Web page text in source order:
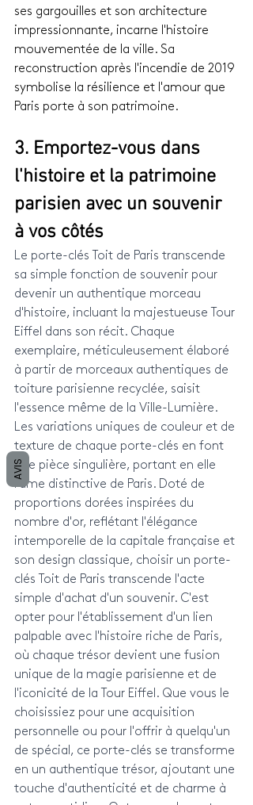
ses gargouilles et son architecture
impressionnante, incarne l'histoire
mouvementée de la ville. Sa
reconstruction après l'incendie de 2019
symbolise la résilience et l'amour que
Paris porte à son patrimoine.
3. Emportez-vous dans
l'histoire et la patrimoine
parisien avec un souvenir
à vos côtés
Le porte-clés Toit de Paris transcende
sa simple fonction de souvenir pour
devenir un authentique morceau
d'histoire, incluant la majestueuse Tour
Eiffel dans son récit. Chaque
exemplaire, méticuleusement élaboré
à partir de morceaux authentiques de
toiture parisienne recyclée, saisit
l'essence même de la Ville-Lumière.
Les variations uniques de couleur et de
texture de chaque porte-clés en font
une pièce singulière, portant en elle
l'âme distinctive de Paris. Doté de
proportions dorées inspirées du
nombre d'or, reflétant l'élégance
intemporelle de la capitale française et
son design classique, choisir un porte-
clés Toit de Paris transcende l'acte
simple d'achat d'un souvenir. C'est
opter pour l'établissement d'un lien
palpable avec l'histoire riche de Paris,
où chaque trésor devient une fusion
unique de la magie parisienne et de
l'iconicité de la Tour Eiffel. Que vous le
choisissiez pour une acquisition
personnelle ou pour l'offrir à quelqu'un
de spécial, ce porte-clés se transforme
en un authentique trésor, ajoutant une
touche d'authenticité et de charme à
AVIS